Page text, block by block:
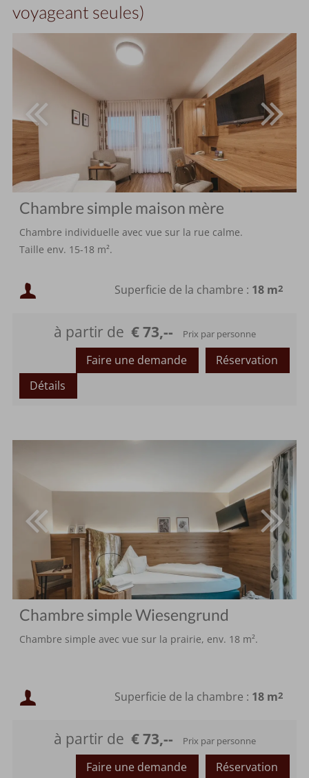
voyageant seules)
Chambre simple maison mère
Chambre individuelle avec vue sur la rue calme.
Taille env. 15-18 m².
Occupation minimale :
Occupation maximale :
Superficie de la chambre : 18 m2
à partir de € 73,-- Prix par personne
Réservation
Faire une demande
Détails
Chambre simple Wiesengrund
Chambre simple avec vue sur la prairie, env. 18 m².
Occupation minimale :
Occupation maximale :
Superficie de la chambre : 18 m2
à partir de € 73,-- Prix par personne
Réservation
Faire une demande